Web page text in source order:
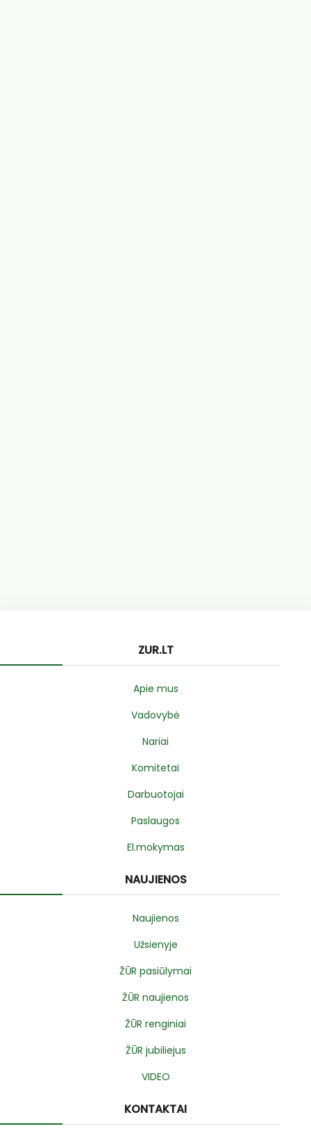
ZUR.LT
Apie mus
Vadovybė
Nariai
Komitetai
Darbuotojai
Paslaugos
El.mokymas
NAUJIENOS
Naujienos
Užsienyje
ŽŪR pasiūlymai
ŽŪR naujienos
ŽŪR renginiai
ŽŪR jubiliejus
VIDEO
KONTAKTAI